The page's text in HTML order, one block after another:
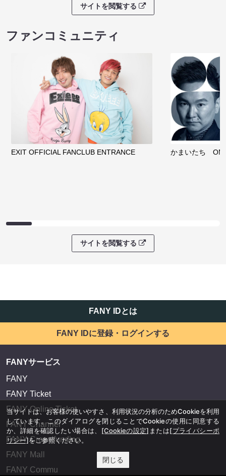
サイトを閲覧する
ファンコミュニティ
EXIT OFFICIAL FANCLUB ENTRANCE かまいたち
サイトを閲覧する
FANY IDとは
FANY IDに登録・ログインする
FANYサービス
FANY
FANY Ticket
FANY Online Ticket
FANY Channel
FANY Crowdfunding
FANY Mall
FANY Commu
当サイトは、お客様の使いやすさ、利用状況の分析のためCookieを利用
しています。このダイアログを閉じることでCookieの使用に同意する
か、詳細を確認したい場合は、 [Cookieの設定] または[プライバシーポ
リシー]をご参照ください。
閉じる